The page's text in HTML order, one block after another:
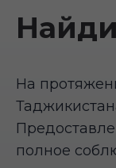
На
полное